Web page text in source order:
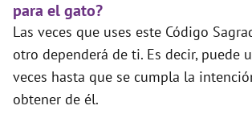
para el gato?
Las veces que uses este Código
otro dependerá de ti. Es decir, puede
veces hasta que se cumpla la
obtener de él.